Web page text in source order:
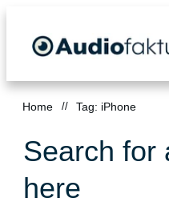
Home // Tag: iPhone
Search for
here